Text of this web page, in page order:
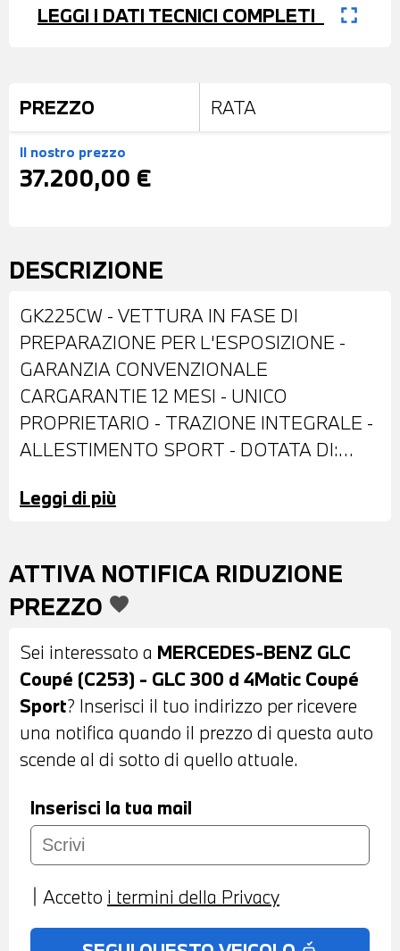
LEGGI I DATI TECNICI COMPLETI fullscreen
PREZZO RATA
Il nostro prezzo
37.200,00 €
DESCRIZIONE
GK225CW - VETTURA IN FASE DI
PREPARAZIONE PER L'ESPOSIZIONE -
GARANZIA CONVENZIONALE
CARGARANTIE 12 MESI - UNICO
PROPRIETARIO - TRAZIONE INTEGRALE -
ALLESTIMENTO SPORT - DOTATA DI:
LEGA DA 18" - FARI LED - RETROVISORI
VETRI POSTERIORI E LUNOTTO
OSCURATI - SENSORI DI PARCHEGGIO
INTERNI IN PELLE NERA - VOLANTE
SPORTIVO IN PELLE CON COMANDI
MULTIFUNZIONE - CRUISE CONTROL -
CAMBIO AUTOMATICO CON LEVE AL
VOLANTE - NAVIGATORE - BLUETOOTH -
USB - CLIMATIZZATORE AUTOMATICO
BIZONA - BRACCIOLO CENTRALE
ANTERIORE - SEDILI ANTERIORI
FUNZIONE MEMORY LATO GUIDA -
POSSIBILITA' DI PROVA - POSSIVBILITA'
Leggi di più
ATTIVA NOTIFICA RIDUZIONE
PREZZO favorite
Sei interessato a MERCEDES-BENZ GLC
Coupé (C253) - GLC 300 d 4Matic Coupé
Sport? Inserisci il tuo indirizzo per ricevere
una notifica quando il prezzo di questa auto
scende al di sotto di quello attuale.
Inserisci la tua mail
Accetto i termini della Privacy